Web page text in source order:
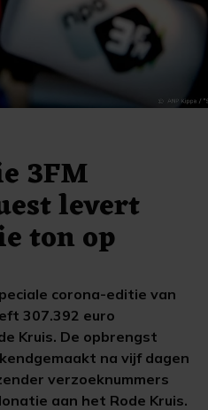
3FM
levert
ton op
corona-editie van
307.392 euro
Kruis. De opbrengst
na vijf dagen
verzoeknummers
aan het Rode Kruis.